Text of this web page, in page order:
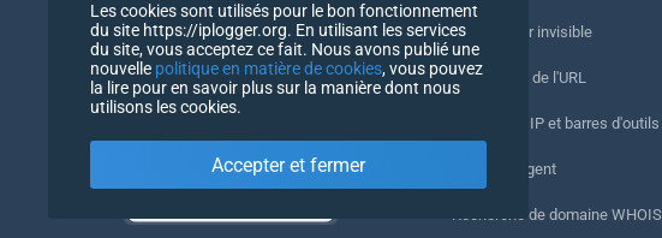
Français
Enregistreur invisible
Vérification de l'URL
Compteurs IP et barres d'outils
Mon UserAgent
Recherche de domaine WHOIS
Les cookies sont utilisés pour le bon fonctionnement
du site https://iplogger.org. En utilisant les services
du site, vous acceptez ce fait. Nous avons publié une
nouvelle politique en matière de cookies, vous pouvez
la lire pour en savoir plus sur la manière dont nous
utilisons les cookies.
Accepter et fermer